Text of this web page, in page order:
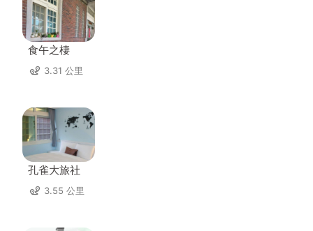
食午之棲
3.31 公里
孔雀大旅社
3.55 公里